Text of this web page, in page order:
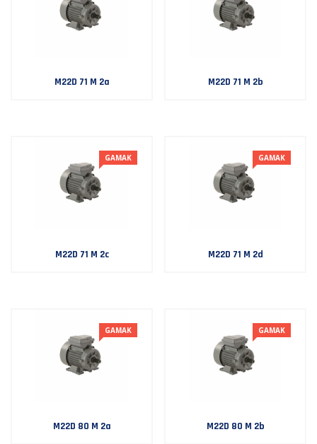
M22D 71 M 2a M22D 71 M 2b
GAMAK
M22D 71 M 2c
GAMAK
M22D 71 M 2d
GAMAK
M22D 80 M 2a
GAMAK
M22D 80 M 2b